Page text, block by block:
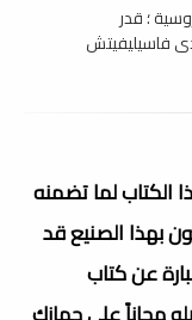
؛ قدر
فاسيليفيتش
الكتاب لما تضمنه
بهذا الصنيع قد
عن كتاب